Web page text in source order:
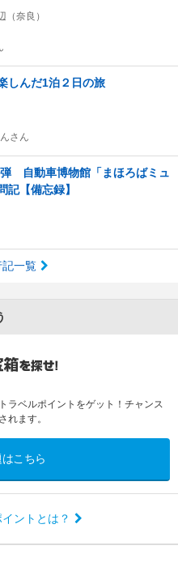
（奈良）
しんだ1泊２日の旅
さん
自動車博物館「まほろばミュ
記【備忘録】
一覧
ラベルポイントをゲット！チャンス
れます。
こちら
ントとは？